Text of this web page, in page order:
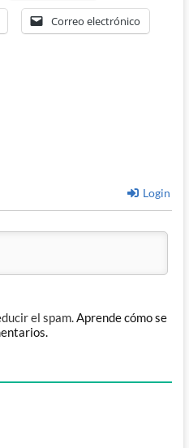
Correo electrónico
Login
el spam.Aprende cómo se